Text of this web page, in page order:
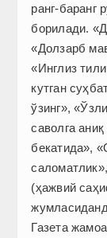
ранг-баранг
борилади.
«Долзарб
«Инглиз
кутган
ўзинг»,
саволга
бекатида»,
(ҳажвий
Газета